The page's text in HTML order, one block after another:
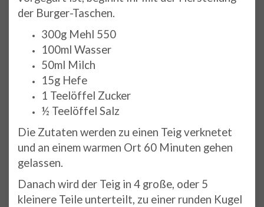
der Burger-Taschen.
300g Mehl 550
100ml Wasser
50ml Milch
15g Hefe
1 Teelöffel Zucker
½ Teelöffel Salz
Die Zutaten werden zu einen Teig verknetet
und an einem warmen Ort 60 Minuten gehen
gelassen.
Danach wird der Teig in 4 große, oder 5
kleinere Teile unterteilt, zu einer runden Kugel